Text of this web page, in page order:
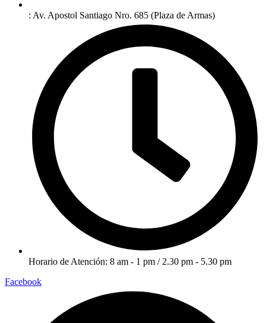
: Av. Apostol Santiago Nro. 685 (Plaza de Armas)
Horario de Atención: 8 am - 1 pm / 2.30 pm - 5.30 pm
Facebook